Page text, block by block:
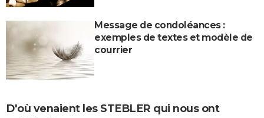
Message de condoléances :
exemples de textes et modèle de
courrier
D'où venaient les STEBLER qui nous ont